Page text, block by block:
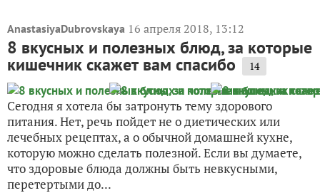
AnastasiyaDubrovskaya 16 апреля 2018, 13:12
8 вкусных и полезных блюд, за которые
кишечник скажет вам спасибо 14
Сегодня я хотела бы затронуть тему здорового
питания. Нет, речь пойдет не о диетических или
лечебных рецептах, а о обычной домашней кухне,
которую можно сделать полезной. Если вы думаете,
что здоровые блюда должны быть невкусными,
перетертыми до...